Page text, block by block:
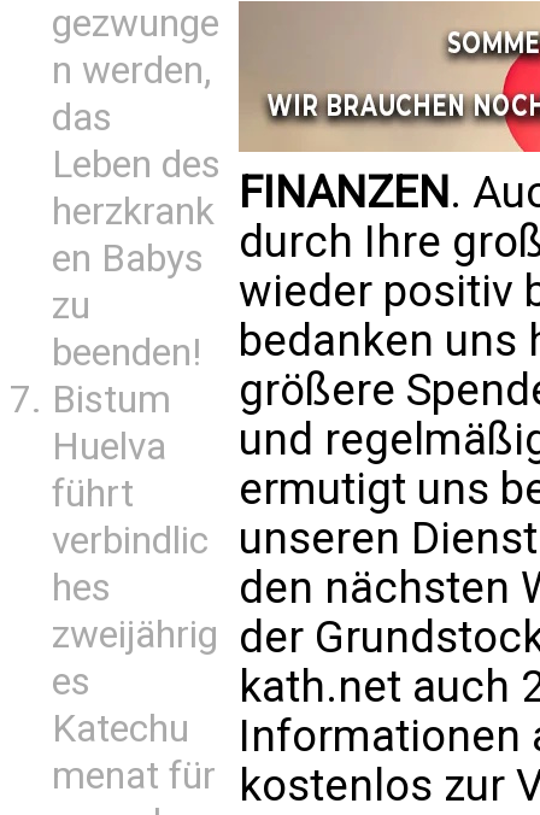
gezwunge
n werden,
das
Leben des
herzkrank
en Babys
zu
beenden!
Bistum
Huelva
führt
verbindlic
hes
zweijährig
es
Katechu
menat für
FINANZEN.
durch Ihre
wieder positiv
bedanken uns
größere
und
ermutigt uns
unseren
den nächsten
der
kath.net auch
Informationen
kostenlos zur